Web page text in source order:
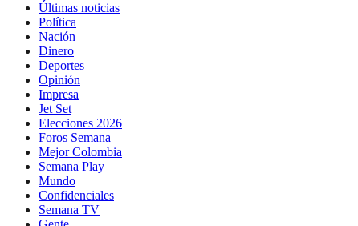
Últimas noticias
Política
Nación
Dinero
Deportes
Opinión
Impresa
Jet Set
Elecciones 2026
Foros Semana
Mejor Colombia
Semana Play
Mundo
Confidenciales
Semana TV